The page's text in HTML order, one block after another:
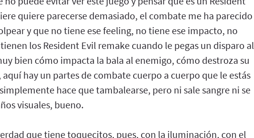
quiere parecerse demasiado, el combate me ha parecido
y que no tiene ese feeling, no tiene ese impacto, no
los Resident Evil remake cuando le pegas un disparo al
bien cómo impacta la bala al enemigo, cómo destroza su
hay un partes de combate cuerpo a cuerpo que le estás
hace que tambalearse, pero ni sale sangre ni se
visuales, bueno.
que tiene toquecitos, pues, con la iluminación, con el